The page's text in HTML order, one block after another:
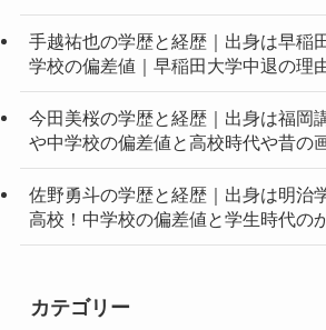
手越祐也の学歴と経歴｜出身は早稲
学校の偏差値｜早稲田大学中退の理
今田美桜の学歴と経歴｜出身は福岡
や中学校の偏差値と高校時代や昔の
佐野勇斗の学歴と経歴｜出身は明治
高校！中学校の偏差値と学生時代の
カテゴリー